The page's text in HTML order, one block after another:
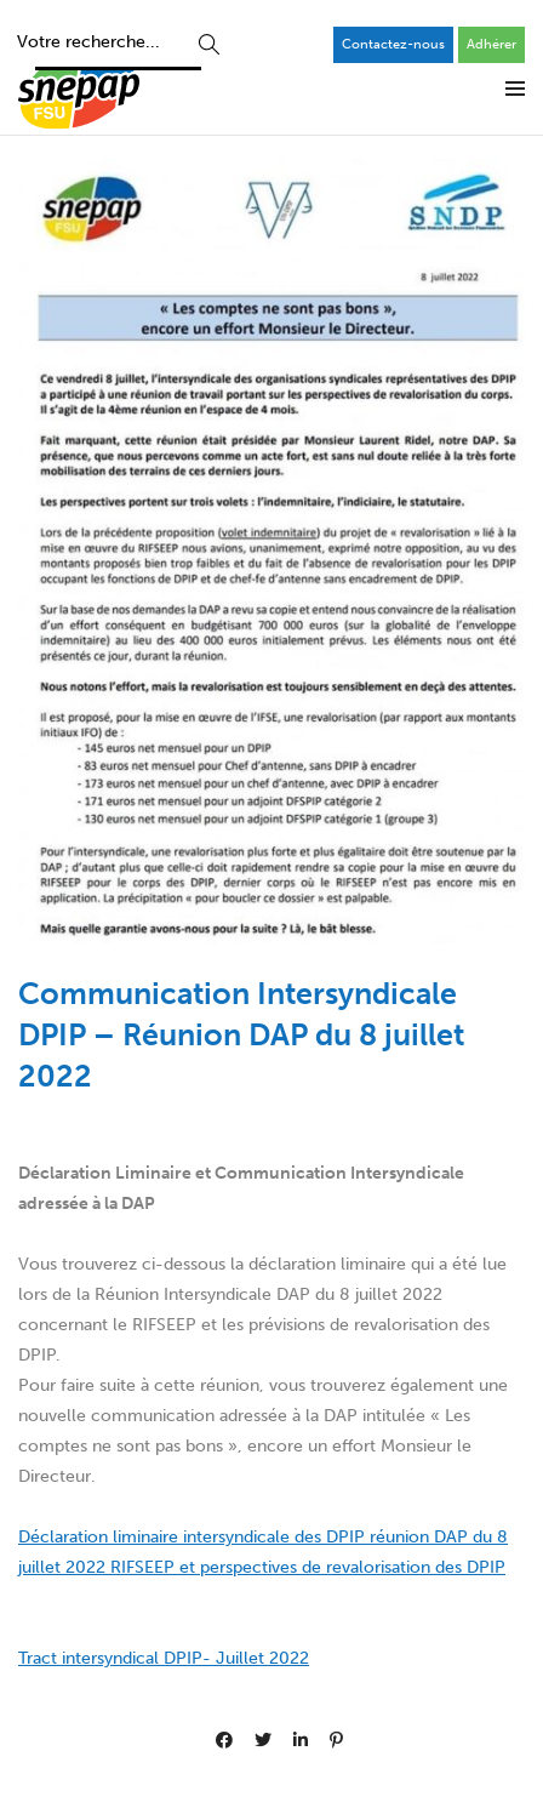
Contactez-nous Adhérer
Communication Intersyndicale
DPIP – Réunion DAP du 8 juillet
2022
Déclaration Liminaire et Communication Intersyndicale
adressée à la DAP
Vous trouverez ci-dessous la déclaration liminaire qui a été lue
lors de la Réunion Intersyndicale DAP du 8 juillet 2022
concernant le RIFSEEP et les prévisions de revalorisation des
DPIP.
Pour faire suite à cette réunion, vous trouverez également une
nouvelle communication adressée à la DAP intitulée « Les
comptes ne sont pas bons », encore un effort Monsieur le
Directeur.
Déclaration liminaire intersyndicale des DPIP réunion DAP du 8
juillet 2022 RIFSEEP et perspectives de revalorisation des DPIP
Tract intersyndical DPIP- Juillet 2022